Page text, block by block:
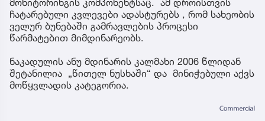
მონიტორინგის კომპონენტსაც. ამ დროისთვის
ჩატარებული კვლევები ადასტურებს , რომ სახეობის
ველურ ბუნებაში გამრავლების პროცესი
წარმატებით მიმდინარეობს.
ნაკადულის ანუ მდინარის კალმახი 2006 წლიდან
შეტანილია „წითელ ნუსხაში“ და მინიჭებული აქვს
მოწყვლადის კატეგორია.